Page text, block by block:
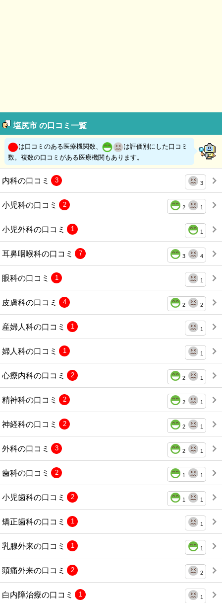
塩尻市 の口コミ一覧
は口コミのある医療機関数、
は評価別にした口コミ
数。複数の口コミがある医療機関もあります。
内科の口コミ 3
3
小児科の口コミ 2 1
2
小児外科の口コミ 1
1
耳鼻咽喉科の口コミ 3 4
7
眼科の口コミ 1
1
皮膚科の口コミ 2 2
4
産婦人科の口コミ 1
1
婦人科の口コミ 1
1
心療内科の口コミ 2 1
2
精神科の口コミ 2 1
2
神経科の口コミ 2 1
2
外科の口コミ 2 1
3
歯科の口コミ 1 1
2
小児歯科の口コミ 1 1
2
矯正歯科の口コミ 1
1
乳腺外来の口コミ 1
1
頭痛外来の口コミ 2
2
白内障治療の口コミ 1
1